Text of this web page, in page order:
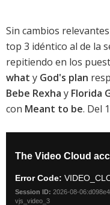
Sin cambios
top 3 idéntico al de la
repitiendo en los
what y God's plan
Bebe Rexha y Florida
con Meant to be. Del